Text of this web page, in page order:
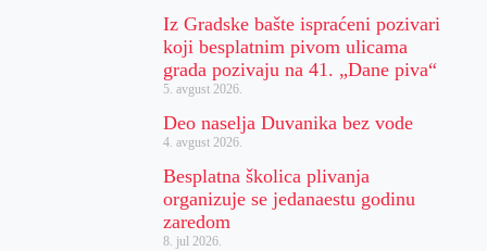
Iz Gradske bašte ispraćeni pozivari
koji besplatnim pivom ulicama
grada pozivaju na 41. „Dane piva“
5. avgust 2026.
Deo naselja Duvanika bez vode
4. avgust 2026.
Besplatna školica plivanja
organizuje se jedanaestu godinu
zaredom
8. jul 2026.